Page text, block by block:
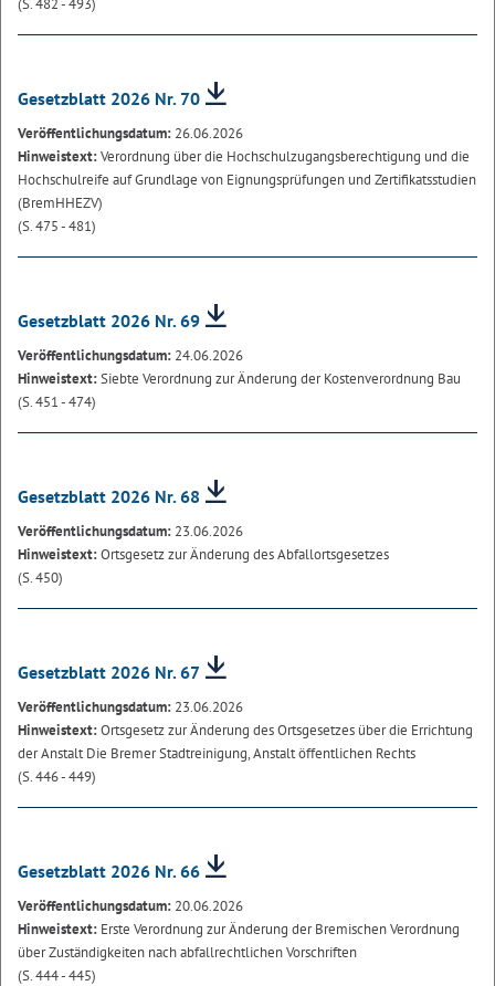
(S. 482 - 493)
Gesetzblatt 2026 Nr. 70
Veröffentlichungsdatum: 26.06.2026
Hinweistext:Verordnung über die Hochschulzugangsberechtigung und die
Hochschulreife auf Grundlage von Eignungsprüfungen und Zertifikatsstudien
(BremHHEZV)
(S. 475 - 481)
Gesetzblatt 2026 Nr. 69
Veröffentlichungsdatum: 24.06.2026
Hinweistext:Siebte Verordnung zur Änderung der Kostenverordnung Bau
(S. 451 - 474)
Gesetzblatt 2026 Nr. 68
Veröffentlichungsdatum: 23.06.2026
Hinweistext:Ortsgesetz zur Änderung des Abfallortsgesetzes
(S. 450)
Gesetzblatt 2026 Nr. 67
Veröffentlichungsdatum: 23.06.2026
Hinweistext:Ortsgesetz zur Änderung des Ortsgesetzes über die Errichtung
der Anstalt Die Bremer Stadtreinigung, Anstalt öffentlichen Rechts
(S. 446 - 449)
Gesetzblatt 2026 Nr. 66
Veröffentlichungsdatum: 20.06.2026
Hinweistext: Erste Verordnung zur Änderung der Bremischen Verordnung
über Zuständigkeiten nach abfallrechtlichen Vorschriften
(S. 444 - 445)